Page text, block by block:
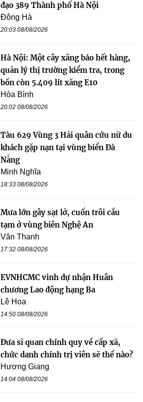
đạo 389 Thành phố Hà Nội
Đông Hà
20:03 08/08/2026
Hà Nội: Một cây xăng báo hết hàng,
quản lý thị trường kiểm tra, trong
bồn còn 5.409 lít xăng E10
Hòa Bình
20:02 08/08/2026
Tàu 629 Vùng 3 Hải quân cứu nữ du
khách gặp nạn tại vùng biển Đà
Nẵng
Minh Nghĩa
18:33 08/08/2026
Mưa lớn gây sạt lở, cuốn trôi cầu
tạm ở vùng biên Nghệ An
Văn Thanh
17:32 08/08/2026
EVNHCMC vinh dự nhận Huân
chương Lao động hạng Ba
Lê Hoa
14:50 08/08/2026
Đưa sĩ quan chính quy về cấp xã,
chức danh chính trị viên sẽ thế nào?
Hương Giang
14:04 08/08/2026